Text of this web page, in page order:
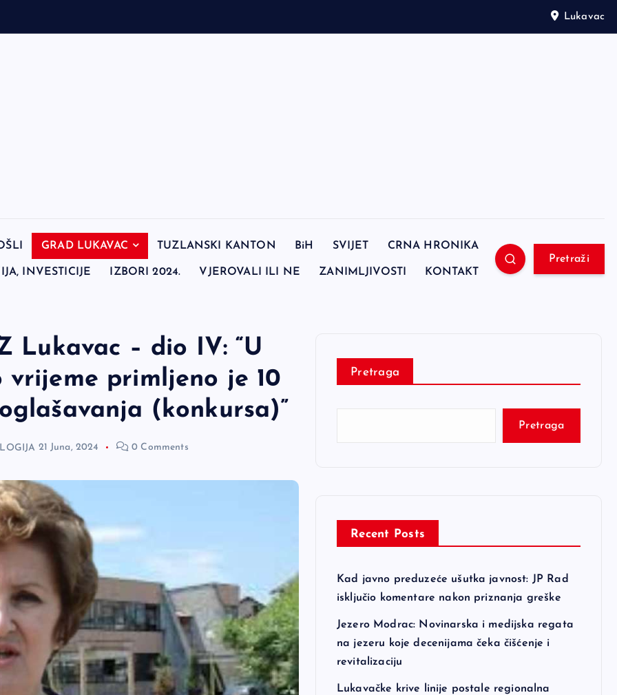
Lukavac
GRAD LUKAVAC TUZLANSKI KANTON BiH SVIJET CRNA HRONIKA
INVESTICIJE IZBORI 2024. VJEROVALI ILI NE ZANIMLJIVOSTI KONTAKT
Pretraži
Lukavac – dio IV: “U
vrijeme primljeno je 10
(konkursa)”
21 Juna, 2024 0 Comments
Pretraga
Pretraga
Recent Posts
Kad javno preduzeće ušutka javnost: JP Rad
isključio komentare nakon priznanja greške
Jezero Modrac: Novinarska i medijska regata
na jezeru koje decenijama čeka čišćenje i
revitalizaciju
Lukavačke krive linije postale regionalna